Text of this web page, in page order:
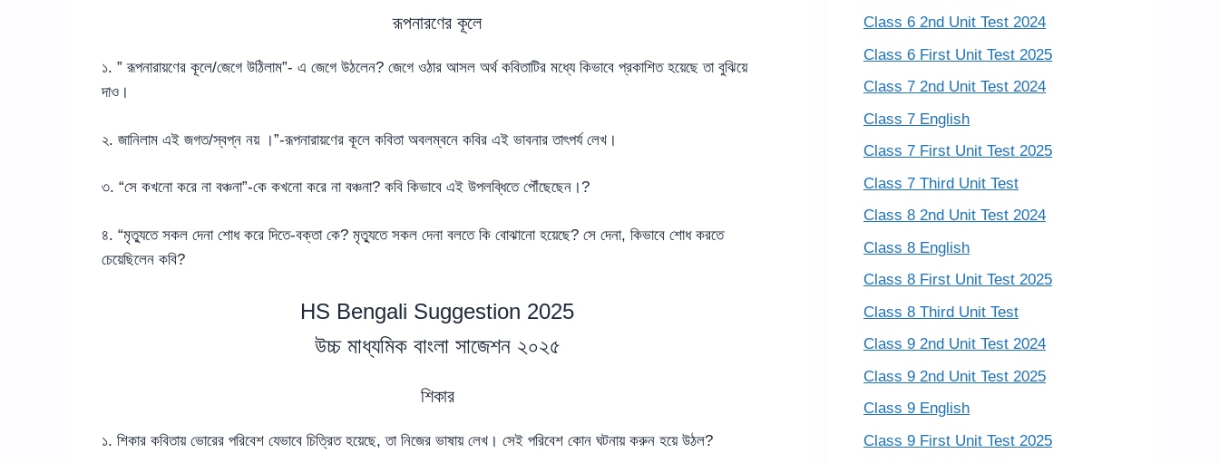
রূপনারণের কূলে
১. ” রূপনারায়ণের কূলে/জেগে উঠিলাম”- এ জেগে উঠলেন? জেগে ওঠার আসল অর্থ কবিতাটির মধ্যে কিভাবে প্রকাশিত হয়েছে তা বুঝিয়ে
দাও।
২. জানিলাম এই জগত/স্বপ্ন নয় ।”-রূপনারায়ণের কূলে কবিতা অবলম্বনে কবির এই ভাবনার তাৎপর্য লেখ।
৩. “সে কখনো করে না বঞ্চনা”-কে কখনো করে না বঞ্চনা? কবি কিভাবে এই উপলব্ধিতে পৌঁছেছেন।?
৪. “মৃত্যুতে সকল দেনা শোধ করে দিতে-বক্তা কে? মৃত্যুতে সকল দেনা বলতে কি বোঝানো হয়েছে? সে দেনা, কিভাবে শোধ করতে
চেয়েছিলেন কবি?
HS Bengali Suggestion 2025
উচ্চ মাধ্যমিক বাংলা সাজেশন ২০২৫
শিকার
১. শিকার কবিতায় ভোরের পরিবেশ যেভাবে চিত্রিত হয়েছে, তা নিজের ভাষায় লেখ। সেই পরিবেশ কোন ঘটনায় করুন হয়ে উঠল?
Class 6 2nd Unit Test 2024
Class 6 First Unit Test 2025
Class 7 2nd Unit Test 2024
Class 7 English
Class 7 First Unit Test 2025
Class 7 Third Unit Test
Class 8 2nd Unit Test 2024
Class 8 English
Class 8 First Unit Test 2025
Class 8 Third Unit Test
Class 9 2nd Unit Test 2024
Class 9 2nd Unit Test 2025
Class 9 English
Class 9 First Unit Test 2025